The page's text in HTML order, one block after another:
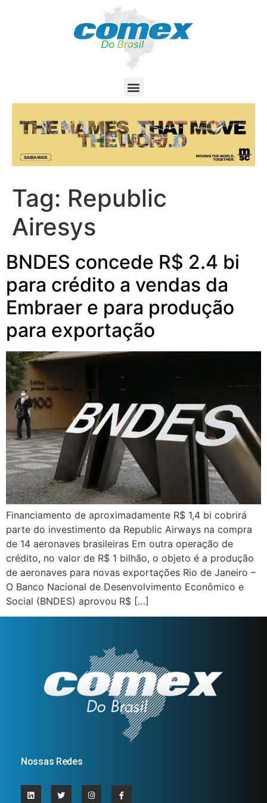
Tag: Republic
Airesys
BNDES concede R$ 2.4 bi
para crédito a vendas da
Embraer e para produção
para exportação
Financiamento de aproximadamente R$ 1,4 bi cobrirá
parte do investimento da Republic Airways na compra
de 14 aeronaves brasileiras Em outra operação de
crédito, no valor de R$ 1 bilhão, o objeto é a produção
de aeronaves para novas exportações Rio de Janeiro –
O Banco Nacional de Desenvolvimento Econômico e
Social (BNDES) aprovou R$ […]
Nossas Redes